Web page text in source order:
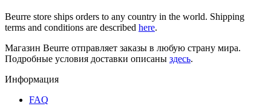
Beurre store ships orders to any country in the world. Shipping
terms and conditions are described here.
Магазин Beurre отправляет заказы в любую страну мира.
Подробные условия доставки описаны здесь.
Информация
FAQ